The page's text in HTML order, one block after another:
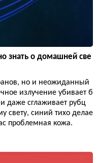
знать о домашней све
но и неожиданный
излучение убивает б
даже сглаживает рубц
свету, синий тихо делае
проблемная кожа.